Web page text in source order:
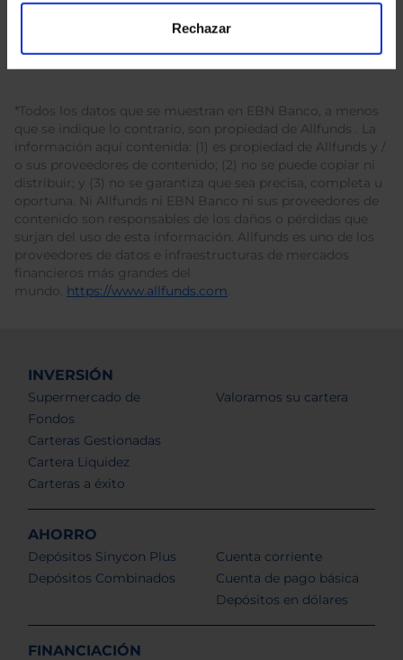
Rechazar
*Todos los datos que se muestran en EBN Banco, a menos
que se indique lo contrario, son propiedad de Allfunds . La
información aquí contenida: (1) es propiedad de Allfunds y /
o sus proveedores de contenido; (2) no se puede copiar ni
distribuir; y (3) no se garantiza que sea precisa, completa u
oportuna. Ni Allfunds ni EBN Banco ni sus proveedores de
contenido son responsables de los daños o pérdidas que
surjan del uso de esta información. Allfunds es uno de los
proveedores de datos e infraestructuras de mercados
financieros más grandes del
mundo. https://www.allfunds.com.
INVERSIÓN
Supermercado de
Fondos
Carteras Gestionadas
Cartera Liquidez
Carteras a éxito
Valoramos su cartera
AHORRO
Depósitos Sinycon Plus
Depósitos Combinados
Cuenta corriente
Cuenta de pago básica
Depósitos en dólares
FINANCIACIÓN